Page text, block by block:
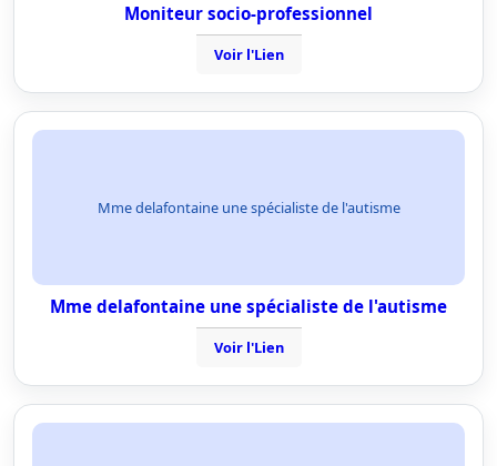
Moniteur socio-professionnel
Voir l'Lien
Mme delafontaine une spécialiste de l'autisme
Mme delafontaine une spécialiste de l'autisme
Voir l'Lien